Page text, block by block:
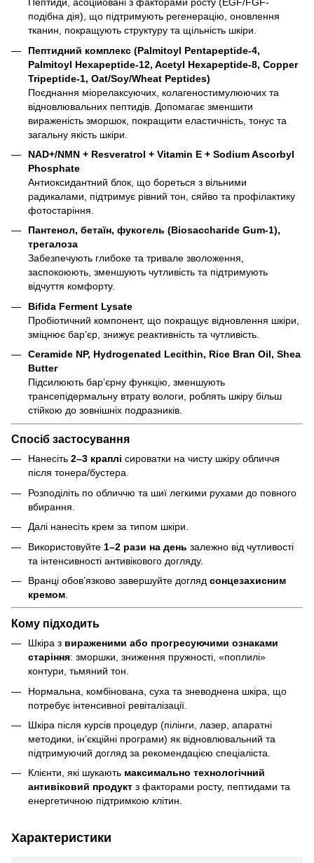
Пептиди, асоційовані з факторами росту (EGF/FGF-
подібна дія), що підтримують регенерацію, оновлення
тканин, покращують структуру та щільність шкіри.
Пептидний комплекс (Palmitoyl Pentapeptide-4,
Palmitoyl Hexapeptide-12, Acetyl Hexapeptide-8, Copper
Tripeptide-1, Oat/Soy/Wheat Peptides)
Поєднання міорелаксуючих, колагеностимулюючих та
відновлювальних пептидів. Допомагає зменшити
вираженість зморшок, покращити еластичність, тонус та
загальну якість шкіри.
NAD+/NMN + Resveratrol + Vitamin E + Sodium Ascorbyl
Phosphate
Антиоксидантний блок, що бореться з вільними
радикалами, підтримує рівний тон, сяйво та профілактику
фотостаріння.
Пантенол, бетаїн, фукогель (Biosaccharide Gum-1),
трегалоза
Забезпечують глибоке та тривале зволоження,
заспокоюють, зменшують чутливість та підтримують
відчуття комфорту.
Bifida Ferment Lysate
Пробіотичний компонент, що покращує відновлення шкіри,
зміцнює бар’єр, знижує реактивність та чутливість.
Ceramide NP, Hydrogenated Lecithin, Rice Bran Oil, Shea
Butter
Підсилюють бар’єрну функцію, зменшують
трансепідермальну втрату вологи, роблять шкіру більш
стійкою до зовнішніх подразників.
Спосіб застосування
Нанесіть 2–3 краплі сироватки на чисту шкіру обличчя
після тонера/бустера.
Розподіліть по обличчю та шиї легкими рухами до повного
вбирання.
Далі нанесіть крем за типом шкіри.
Використовуйте 1–2 рази на день залежно від чутливості
та інтенсивності антивікового догляду.
Вранці обов’язково завершуйте догляд сонцезахисним
кремом
Кому підходить
Шкіра з вираженими або прогресуючими ознаками
старіння: зморшки, зниження пружності, «поплилі»
контури, тьмяний тон.
Нормальна, комбінована, суха та зневоднена шкіра, що
потребує інтенсивної ревіталізації.
Шкіра після курсів процедур (пілінги, лазер, апаратні
методики, ін’єкційні програми) як відновлювальний та
підтримуючий догляд за рекомендацією спеціаліста.
Клієнти, які шукають максимально технологічний
антивіковий продукт з факторами росту, пептидами та
енергетичною підтримкою клітин.
Характеристики